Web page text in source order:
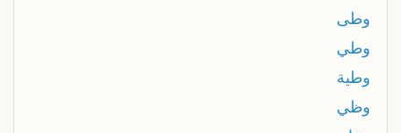
وطى
وطي
وطية
وظي